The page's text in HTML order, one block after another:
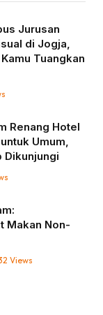
Jurusan
di Jogja,
Tuangkan
Renang Hotel
Umum,
Dikunjungi
Makan Non-
Views